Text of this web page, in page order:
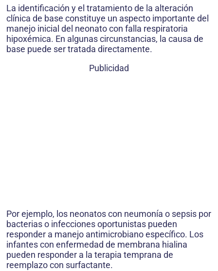
La identificación y el tratamiento de la alteración
clínica de base constituye un aspecto importante del
manejo inicial del neonato con falla respiratoria
hipoxémica. En algunas circunstancias, la causa de
base puede ser tratada directamente.
Publicidad
Por ejemplo, los neonatos con neumonía o sepsis por
bacterias o infecciones oportunistas pueden
responder a manejo antimicrobiano específico. Los
infantes con enfermedad de membrana hialina
pueden responder a la terapia temprana de
reemplazo con surfactante.